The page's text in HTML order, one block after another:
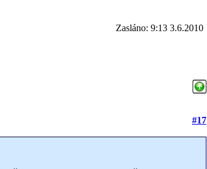
Zasláno: 9:13 3.6.2010
#17